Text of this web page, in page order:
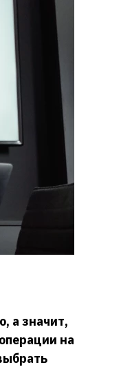
а значит,
на